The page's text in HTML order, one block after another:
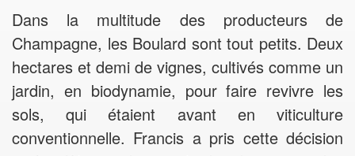
Dans la multitude des producteurs de
Champagne, les Boulard sont tout petits. Deux
hectares et demi de vignes, cultivés comme un
jardin, en biodynamie, pour faire revivre les
sols, qui étaient avant en viticulture
conventionnelle. Francis a pris cette décision